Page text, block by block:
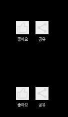
좋아요 공유
좋아요 공유